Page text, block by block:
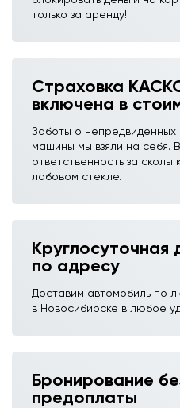
только за аренду!
Страховка
включена в
Заботы о непредвиденных
машины мы взяли на себя.
ответственность за сколы
лобовом стекле.
Круглосуточная
по адресу
Доставим автомобиль по
в Новосибирске в любое
Бронирование
предоплаты